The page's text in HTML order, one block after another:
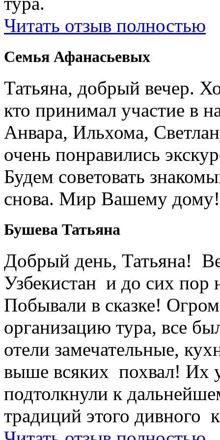
Читать отзыв полностью
Семья Афанасьевых
Татьяна, добрый вечер.
кто принимал участие в
Анвара, Ильхома,
очень понравились
Будем советовать
снова. Мир Вашему дому!
Бушева Татьяна
Добрый день, Татьяна!
Узбекистан и до сих пор
Побывали в сказке!
организацию тура, все
отели замечательные,
выше всяких похвал! Их
подтолкнули к
традиций этого дивного